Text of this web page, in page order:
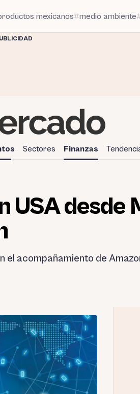
mexicanos medio ambiente
Sectores Finanzas
USA desde
el acompañamiento de